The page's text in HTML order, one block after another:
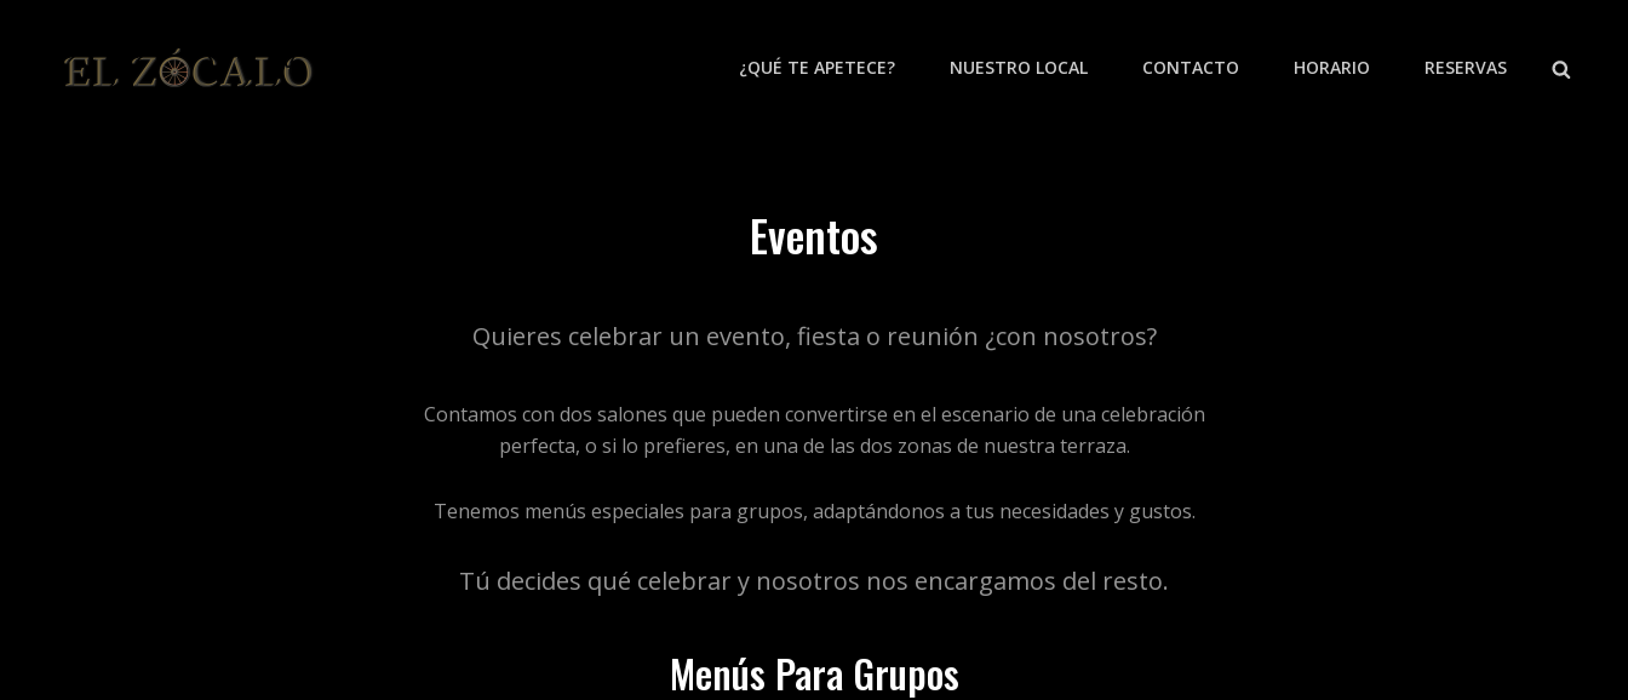
RESTAURANTE MEXICANO EL ZÓCALO
Restaurante Mexicano El Zócalo. Comida Mexicana Casera Y Callejera. Disfruta De Nuestros Nachos, Margaritas, Micheladas, Nuestros Postres Caseros.
¿QUÉ TE APETECE? NUESTRO LOCAL CONTACTO HORARIO RESERVAS
Eventos
Quieres celebrar un evento, fiesta o reunión ¿con nosotros?
Contamos con dos salones que pueden convertirse en el escenario de una celebración
perfecta, o si lo prefieres, en una de las dos zonas de nuestra terraza.
Tenemos menús especiales para grupos, adaptándonos a tus necesidades y gustos.
Tú decides qué celebrar y nosotros nos encargamos del resto.
Menús Para Grupos